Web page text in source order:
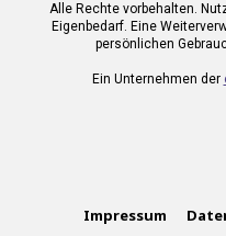
Alle Rechte vorbehalten.
Eigenbedarf. Eine
persönlichen
Ein Unternehmen der
Impressum